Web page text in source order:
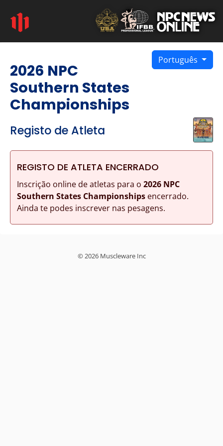
Português
2026 NPC
Southern States
Championships
Registo de Atleta
REGISTO DE ATLETA ENCERRADO
Inscrição online de atletas para o 2026 NPC
Southern States Championshipsencerrado.
Ainda te podes inscrever nas pesagens.
© 2026 Muscleware Inc